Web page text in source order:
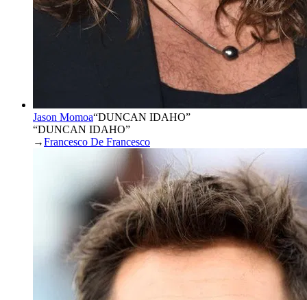
Jason Momoa“DUNCAN IDAHO”
“DUNCAN IDAHO”
→Francesco De Francesco